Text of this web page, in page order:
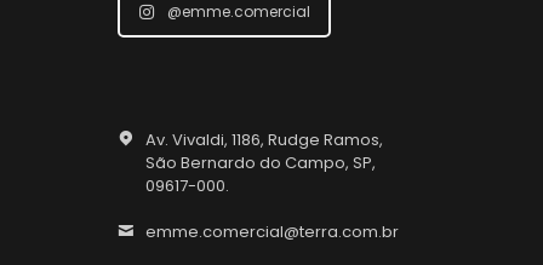
@emme.comercial
Av. Vivaldi, 1186, Rudge Ramos,
São Bernardo do Campo, SP,
09617-000.
emme.comercial@terra.com.br